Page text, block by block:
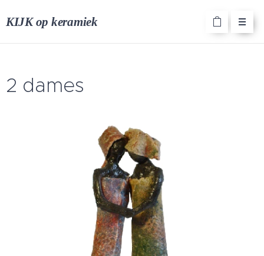
KIJK op keramiek
2 dames